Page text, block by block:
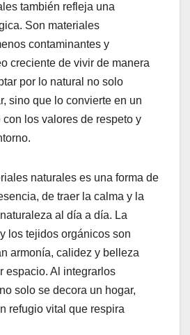
también refleja una
Son materiales
contaminantes y
creciente de vivir de manera
por lo natural no solo
sino que lo convierte en un
los valores de respeto y
naturales es una forma de
de traer la calma y la
al día a día. La
los tejidos orgánicos son
armonía, calidez y belleza
espacio. Al integrarlos
solo se decora un hogar,
refugio vital que respira